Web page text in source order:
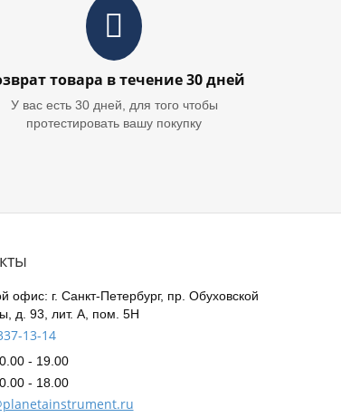
товара в течение 30 дней
У вас есть 30 дней, для того чтобы
протестировать вашу покупку
офис: г. Санкт-Петербург, пр. Обуховской
д. 93, лит. А, пом. 5Н
13-14
- 19.00
- 18.00